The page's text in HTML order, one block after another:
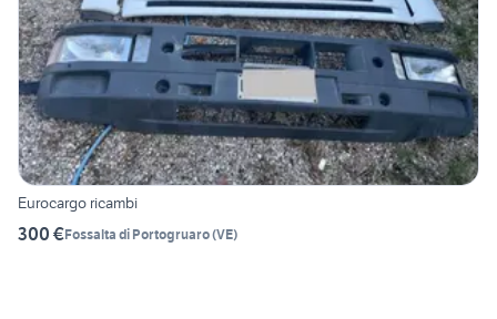
Eurocargo ricambi
300 €Fossalta di Portogruaro(VE)